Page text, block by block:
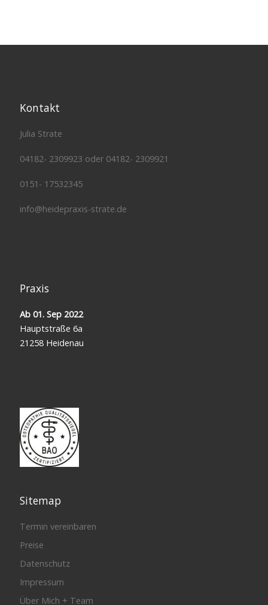
Kontakt
Julia Strate
04182- 2309923 oder 04182- 2309921
0151- 17532345
info@heidepraxis-strate.de
Praxis
Ab 01. Sep 2022
Hauptstraße 6a
21258 Heidenau
Sitemap
Termin vereinbaren
Preise
Datenschutz
Impressum
Über Mich + Team